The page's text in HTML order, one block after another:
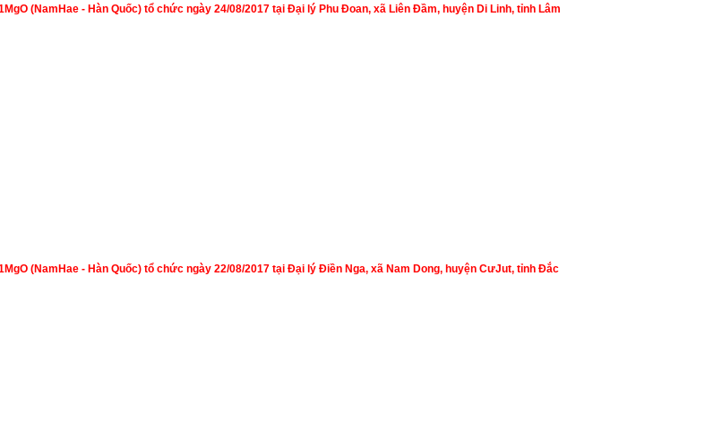
(NamHae - Hàn Quốc) tổ chức ngày 24/08/2017 tại Đại lý Phu Đoan, xã Liên Đầm, huyện Di Linh, tỉnh Lâm
(NamHae - Hàn Quốc) tổ chức ngày 22/08/2017 tại Đại lý Điền Nga, xã Nam Dong, huyện CưJut, tỉnh Đắc